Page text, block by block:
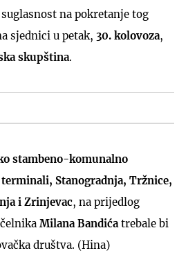
na pokretanje tog
sjednici u petak, 30. kolovoza,
skupština.
stambeno-komunalno
Stanogradnja, Tržnice,
i Zrinjevac, na prijedlog
Milana Bandića trebale bi
društva. (Hina)